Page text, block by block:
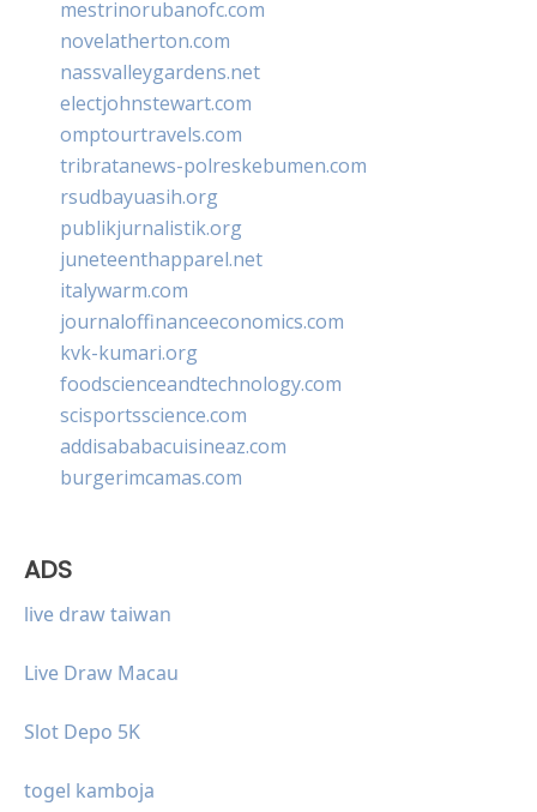
mestrinorubanofc.com
novelatherton.com
nassvalleygardens.net
electjohnstewart.com
omptourtravels.com
tribratanews-polreskebumen.com
rsudbayuasih.org
publikjurnalistik.org
juneteenthapparel.net
italywarm.com
journaloffinanceeconomics.com
kvk-kumari.org
foodscienceandtechnology.com
scisportsscience.com
addisababacuisineaz.com
burgerimcamas.com
ADS
live draw taiwan
Live Draw Macau
Slot Depo 5K
togel kamboja